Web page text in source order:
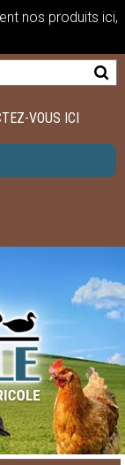
nos produits ici,
VOUS ICI